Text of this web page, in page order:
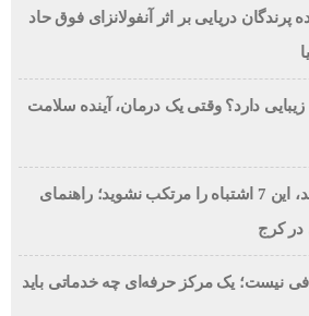
پرندگان دریایی بر اثر آنفولانزای فوق حاد
زیبایی دارد؟ وقتی یک درمان، آینده سلامت
قبل از اصلاح طرح لبخند، این 7 اشتباه را مرتکب نشوید؛ راهنمای
در کرج
نیست؛ یک مرکز حرفه‌ای چه خدماتی باید